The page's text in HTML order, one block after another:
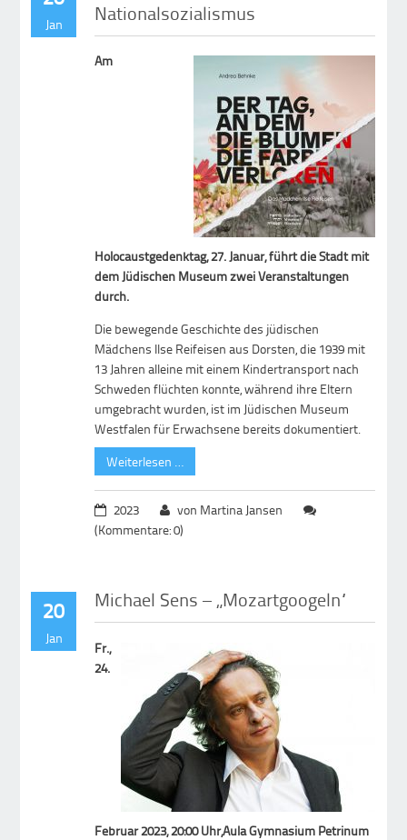
Jan Nationalsozialismus
Am
Holocaustgedenktag, 27. Januar, führt die Stadt mit
dem Jüdischen Museum zwei Veranstaltungen
durch.
Die bewegende Geschichte des jüdischen
Mädchens Ilse Reifeisen aus Dorsten, die 1939 mit
13 Jahren alleine mit einem Kindertransport nach
Schweden flüchten konnte, während ihre Eltern
umgebracht wurden, ist im Jüdischen Museum
Westfalen für Erwachsene bereits dokumentiert.
Weiterlesen …
2023
von Martina Jansen
(Kommentare: 0)
20
Jan
Michael Sens – „Mozartgoogeln“
Fr.,
24.
Februar 2023, 20:00 Uhr,Aula Gymnasium Petrinum